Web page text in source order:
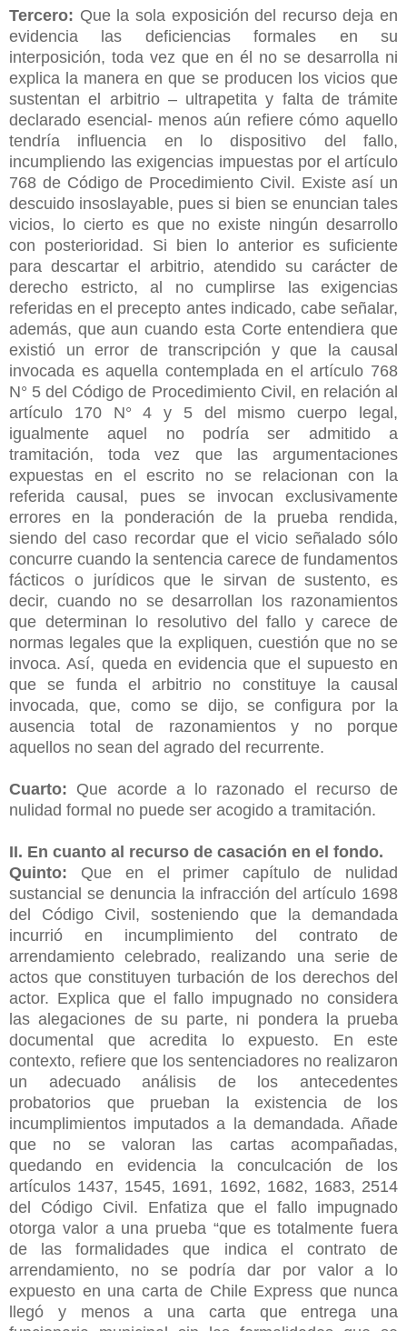
Tercero: Que la sola exposición del recurso deja en
evidencia las deficiencias formales en su
interposición, toda vez que en él no se desarrolla ni
explica la manera en que se producen los vicios que
sustentan el arbitrio – ultrapetita y falta de trámite
declarado esencial- menos aún refiere cómo aquello
tendría influencia en lo dispositivo del fallo,
incumpliendo las exigencias impuestas por el artículo
768 de Código de Procedimiento Civil. Existe así un
descuido insoslayable, pues si bien se enuncian tales
vicios, lo cierto es que no existe ningún desarrollo
con posterioridad. Si bien lo anterior es suficiente
para descartar el arbitrio, atendido su carácter de
derecho estricto, al no cumplirse las exigencias
referidas en el precepto antes indicado, cabe señalar,
además, que aun cuando esta Corte entendiera que
existió un error de transcripción y que la causal
invocada es aquella contemplada en el artículo 768
N° 5 del Código de Procedimiento Civil, en relación al
artículo 170 N° 4 y 5 del mismo cuerpo legal,
igualmente aquel no podría ser admitido a
tramitación, toda vez que las argumentaciones
expuestas en el escrito no se relacionan con la
referida causal, pues se invocan exclusivamente
errores en la ponderación de la prueba rendida,
siendo del caso recordar que el vicio señalado sólo
concurre cuando la sentencia carece de fundamentos
fácticos o jurídicos que le sirvan de sustento, es
decir, cuando no se desarrollan los razonamientos
que determinan lo resolutivo del fallo y carece de
normas legales que la expliquen, cuestión que no se
invoca. Así, queda en evidencia que el supuesto en
que se funda el arbitrio no constituye la causal
invocada, que, como se dijo, se configura por la
ausencia total de razonamientos y no porque
aquellos no sean del agrado del recurrente.
Cuarto: Que acorde a lo razonado el recurso de
nulidad formal no puede ser acogido a tramitación.
II. En cuanto al recurso de casación en el fondo.
Quinto: Que en el primer capítulo de nulidad
sustancial se denuncia la infracción del artículo 1698
del Código Civil, sosteniendo que la demandada
incurrió en incumplimiento del contrato de
arrendamiento celebrado, realizando una serie de
actos que constituyen turbación de los derechos del
actor. Explica que el fallo impugnado no considera
las alegaciones de su parte, ni pondera la prueba
documental que acredita lo expuesto. En este
contexto, refiere que los sentenciadores no realizaron
un adecuado análisis de los antecedentes
probatorios que prueban la existencia de los
incumplimientos imputados a la demandada. Añade
que no se valoran las cartas acompañadas,
quedando en evidencia la conculcación de los
artículos 1437, 1545, 1691, 1692, 1682, 1683, 2514
del Código Civil. Enfatiza que el fallo impugnado
otorga valor a una prueba “que es totalmente fuera
de las formalidades que indica el contrato de
arrendamiento, no se podría dar por valor a lo
expuesto en una carta de Chile Express que nunca
llegó y menos a una carta que entrega una